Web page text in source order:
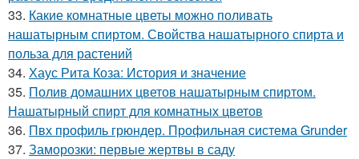
33. Какие комнатные цветы можно поливать
нашатырным спиртом. Свойства нашатырного спирта и
польза для растений
34. Хаус Рита Коза: История и значение
35. Полив домашних цветов нашатырным спиртом.
Нашатырный спирт для комнатных цветов
36. Пвх профиль грюндер. Профильная система Grunder
37. Заморозки: первые жертвы в саду